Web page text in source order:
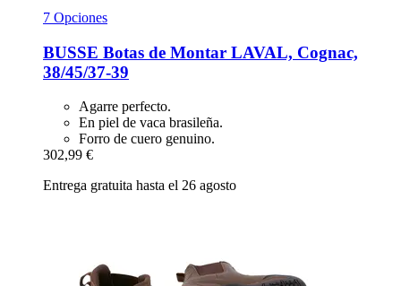
7 Opciones
BUSSE Botas de Montar LAVAL, Cognac,
38/45/37-​39
Agarre perfecto.
En piel de vaca brasileña.
Forro de cuero genuino.
302,99 €
Entrega gratuita hasta el 26 agosto